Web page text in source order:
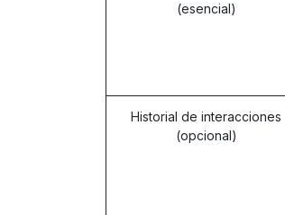
(esencial)
Historial de interacciones
(opcional)